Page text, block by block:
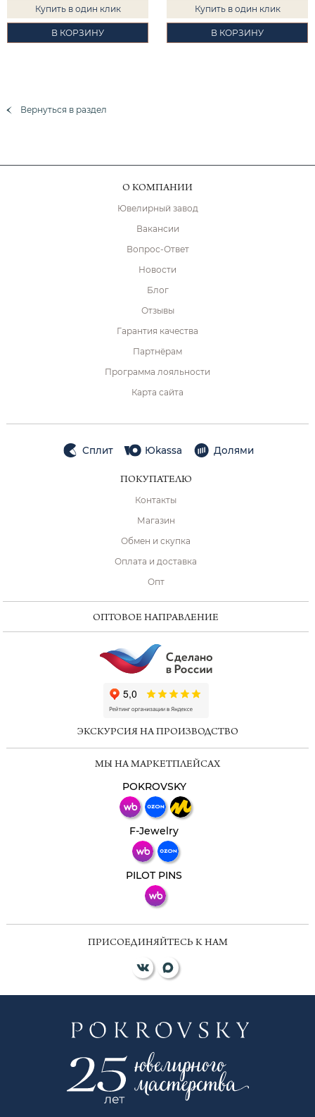
Купить в один клик
В КОРЗИНУ
Купить в один клик
В КОРЗИНУ
Вернуться в раздел
О КОМПАНИИ
Ювелирный завод
Вакансии
Вопрос-Ответ
Новости
Блог
Отзывы
Гарантия качества
Партнёрам
Программа лояльности
Карта сайта
Сплит Юkassa Долями
ПОКУПАТЕЛЮ
Контакты
Магазин
Обмен и скупка
Оплата и доставка
Опт
ОПТОВОЕ НАПРАВЛЕНИЕ
ЭКСКУРСИЯ НА ПРОИЗВОДСТВО
МЫ НА МАРКЕТПЛЕЙСАХ
POKROVSKY
F-Jewelry
PILOT PINS
ПРИСОЕДИНЯЙТЕСЬ К НАМ